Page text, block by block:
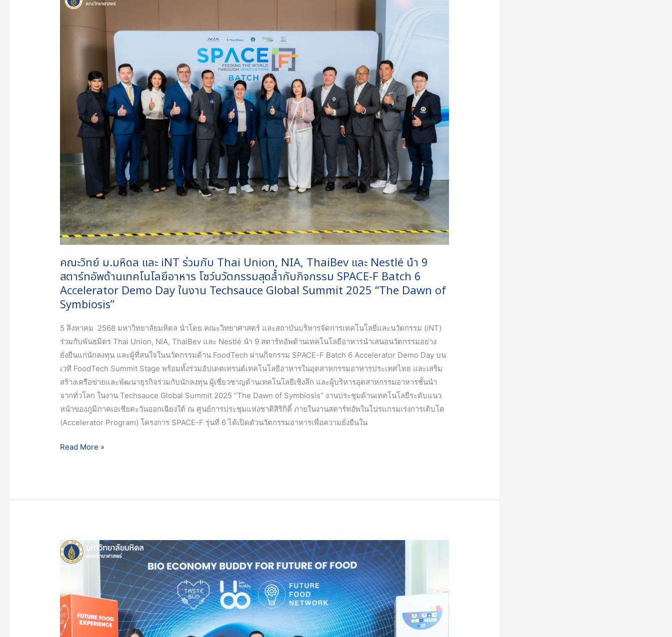
คณะวิทย์ ม.มหิดล และ iNT ร่วมกับ Thai Union, NIA, ThaiBev และ Nestlé นำ 9
สตาร์ทอัพด้านเทคโนโลยีอาหาร โชว์นวัตกรรมสุดล้ำกับกิจกรรม SPACE-F Batch 6
Accelerator Demo Day ในงาน Techsauce Global Summit 2025 “The Dawn of
Symbiosis”
5 สิงหาคม 2568 มหาวิทยาลัยมหิดล นำโดย คณะวิทยาศาสตร์ และสถาบันบริหารจัดการเทคโนโลยีและนวัตกรรม (iNT)
ร่วมกับพันธมิตร Thai Union, NIA, ThaiBev และ Nestlé นำ 9 สตาร์ทอัพด้านเทคโนโลยีอาหารนำเสนอนวัตกรรมอย่าง
ยั่งยืนแก่นักลงทุน และผู้ที่สนใจในนวัตกรรมด้าน FoodTech ผ่านกิจกรรม SPACE-F Batch 6 Accelerator Demo Day บน
เวที FoodTech Summit Stage พร้อมทั้งร่วมอัปเดตเทรนด์เทคโนโลยีอาหารในอุตสาหกรรมอาหารประเทศไทย และเสริม
สร้างเครือข่ายและพัฒนาธุรกิจร่วมกับนักลงทุน ผู้เชี่ยวชาญด้านเทคโนโลยีเชิงลึก และผู้บริหารอุตสาหกรรมอาหารชั้นนำ
จากทั่วโลก ในงาน Techsauce Global Summit 2025 “The Dawn of Symbiosis” งานประชุมด้านเทคโนโลยีระดับแนว
หน้าของภูมิภาคเอเชียตะวันออกเฉียงใต้ ณ ศูนย์การประชุมแห่งชาติสิริกิติ์ ภายในงานสตาร์ทอัพในโปรแกรมเร่งการเติบโต
(Accelerator Program) โครงการ SPACE-F รุ่นที่ 6 ได้เปิดตัวนวัตกรรมอาหารเพื่อความยั่งยืนใน
วิทย์
Union,
ThaiBev
Nestlé
นำ
สตาร์ท
อัพ
ด้าน
เทคโนโลยี
โชว์
นวัตกรรม
สุด
ล้ำ
กิจกรรม
SPACE-
F
Batch
6
Accelerator
Demo
Day
งาน
of
Symbiosis”
Read More »
มหาวิทยาลัย
มหิดล
คณะ
วิทย์ฯ
ร่วม